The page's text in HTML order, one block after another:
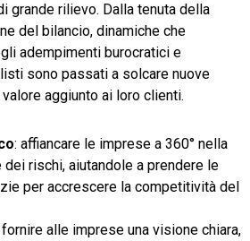
grande rilievo. Dalla tenuta della
del bilancio, dinamiche che
adempimenti burocratici e
sono passati a solcare nuove
aggiunto ai loro clienti.
: affiancare le imprese a 360° nella
rischi, aiutandole a prendere le
per accrescere la competitività del
fornire alle imprese una visione chiara,